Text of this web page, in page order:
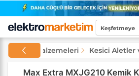
Keşfetmeye
ve Yapı Malzemeleri Kesici Aletler
Max Extra MXJG210 Kemik